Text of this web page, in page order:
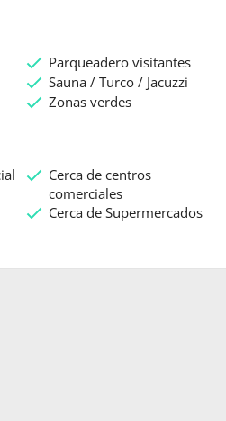
Parqueadero visitantes
Sauna / Turco / Jacuzzi
Zonas verdes
Cerca de centros
comerciales
Cerca de Supermercados